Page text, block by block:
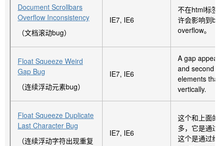
Document Scrollbars
Overflow Inconsistency
（文档滚动bug）
IE7, IE6
不在html标
许会影响到
overflow。
Float Squeeze Weird
Gap Bug
（连续浮动元素bug）
IE7, IE6
A gap
and second
elements
vertically.
Float Squeeze Duplicate
Last Character Bug
（连续浮动字符出现重复
IE7, IE6
这个和上面
多，它是通
这个是通过